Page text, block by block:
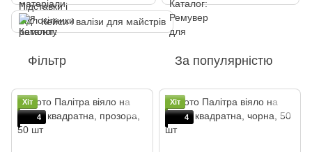
Кейси і валізи для майстрів
Фільтр За популярністю
Хіт
4
Хіт
4